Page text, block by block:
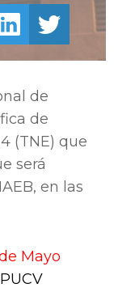
de
de
(TNE) que
será
en las
Mayo